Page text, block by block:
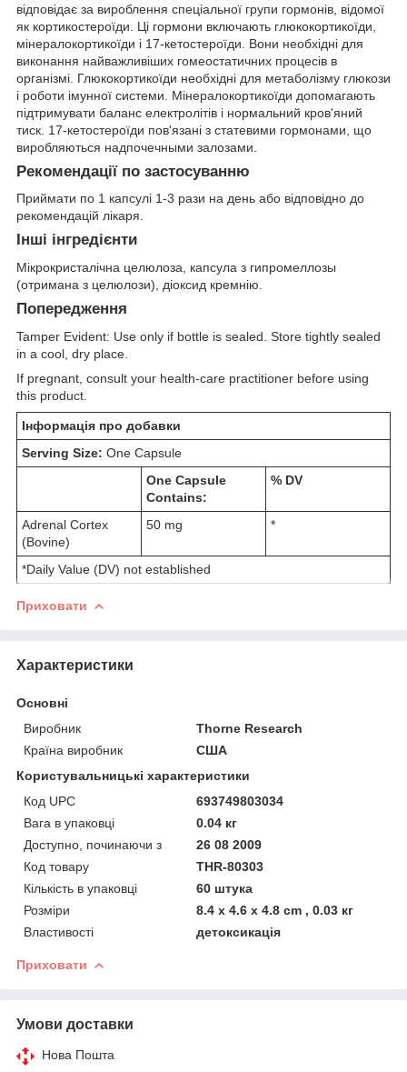
відповідає за вироблення спеціальної групи гормонів, відомої
як кортикостероїди. Ці гормони включають глюкокортикоїди,
мінералокортикоїди і 17-кетостероїди. Вони необхідні для
виконання найважливіших гомеостатичних процесів в
організмі. Глюкокортикоїди необхідні для метаболізму глюкози
і роботи імунної системи. Мінералокортикоїди допомагають
підтримувати баланс електролітів і нормальний кров'яний
тиск. 17-кетостероїди пов'язані з статевими гормонами, що
виробляються надпочечными залозами.
Рекомендації по застосуванню
Приймати по 1 капсулі 1-3 рази на день або відповідно до
рекомендацій лікаря.
Інші інгредієнти
Мікрокристалічна целюлоза, капсула з гипромеллозы
(отримана з целюлози), діоксид кремнію.
Попередження
Tamper Evident: Use only if bottle is sealed. Store tightly sealed
in a cool, dry place.
If pregnant, consult your health-care practitioner before using
this product.
Інформація про добавки
Serving Size: One Capsule
One Capsule
Contains:
% DV
Adrenal Cortex
(Bovine)
50 mg *
*Daily Value (DV) not established
Приховати
Характеристики
Основні
Виробник
Thorne Research
Країна виробник
США
Користувальницькі характеристики
Код UPC
693749803034
Вага в упаковці
0.04 кг
Доступно, починаючи з
26 08 2009
Код товару
THR-80303
Кількість в упаковці
60 штука
Розміри
8.4 x 4.6 x 4.8 cm , 0.03 кг
Властивості
детоксикація
Приховати
Умови доставки
Нова Пошта